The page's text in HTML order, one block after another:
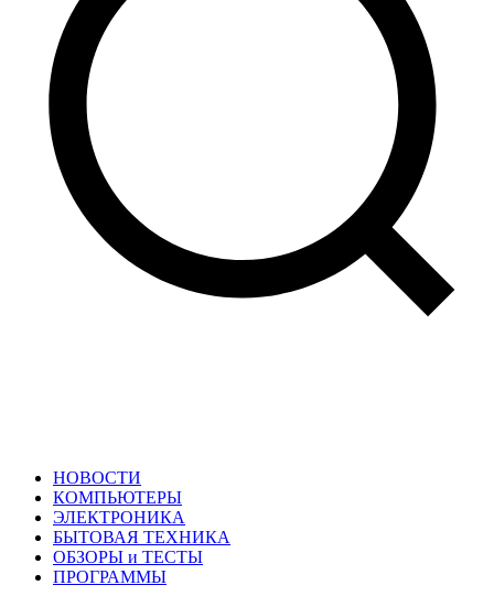
НОВОСТИ
КОМПЬЮТЕРЫ
ЭЛЕКТРОНИКА
БЫТОВАЯ ТЕХНИКА
ОБЗОРЫ и ТЕСТЫ
ПРОГРАММЫ